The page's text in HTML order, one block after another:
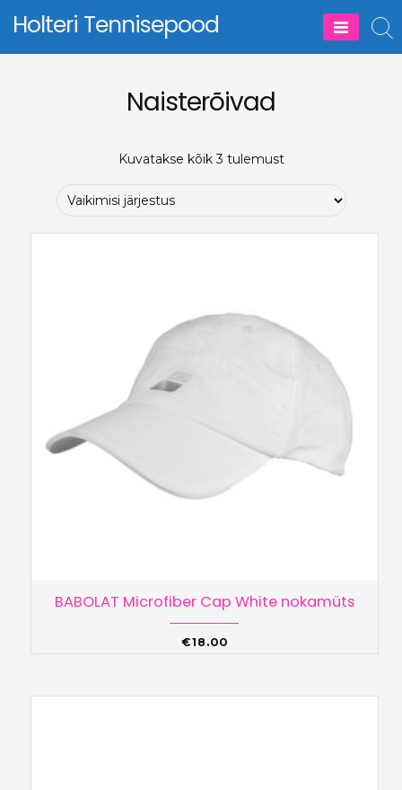
Holteri Tennisepood
Naisterõivad
Kuvatakse kõik 3 tulemust
BABOLAT Microfiber Cap White nokamüts
€18.00